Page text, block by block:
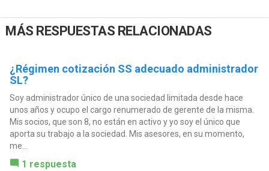
MÁS RESPUESTAS RELACIONADAS
¿Régimen cotización SS adecuado administrador
SL?
Soy administrador único de una sociedad limitada desde hace
unos años y ocupo el cargo renumerado de gerente de la misma.
Mis socios, que son 8, no están en activo y yo soy el único que
aporta su trabajo a la sociedad. Mis asesores, en su momento,
me...
1 respuesta